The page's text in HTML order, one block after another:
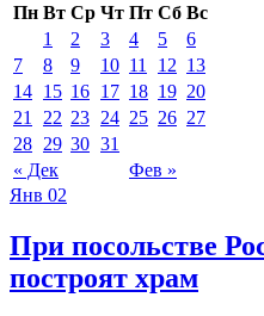
Пн Вт Ср Чт Пт Сб Вс
« Дек Фев »
1 2 3 4 5
6
7
8 9 10 11 12 13
14 15 16 17 18 19 20
21
22 23 24 25 26 27
28 29 30 31
Янв 02
При посольстве
построят храм